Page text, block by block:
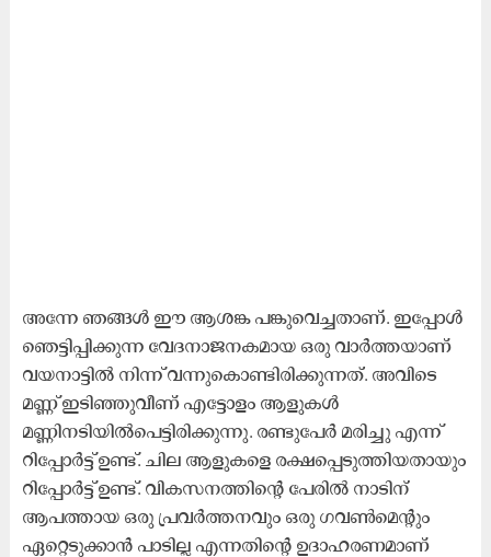
അന്നേ ഞങ്ങൾ ഈ ആശങ്ക പങ്കുവെച്ചതാണ്. ഇപ്പോൾ
ഞെട്ടിപ്പിക്കുന്ന വേദനാജനകമായ ഒരു വാർത്തയാണ്
വയനാട്ടിൽ നിന്ന് വന്നുകൊണ്ടിരിക്കുന്നത്. അവിടെ
മണ്ണ് ഇടിഞ്ഞുവീണ് എട്ടോളം ആളുകൾ
മണ്ണിനടിയിൽപെട്ടിരിക്കുന്നു. രണ്ടുപേർ മരിച്ചു എന്ന്
റിപ്പോർട്ട് ഉണ്ട്. ചില ആളുകളെ രക്ഷപ്പെടുത്തിയതായും
റിപ്പോർട്ട് ഉണ്ട്. വികസനത്തിന്റെ പേരിൽ നാടിന്
ആപത്തായ ഒരു പ്രവർത്തനവും ഒരു ഗവൺമെന്റും
ഏറ്റെടുക്കാൻ പാടില്ല എന്നതിന്റെ ഉദാഹരണമാണ്